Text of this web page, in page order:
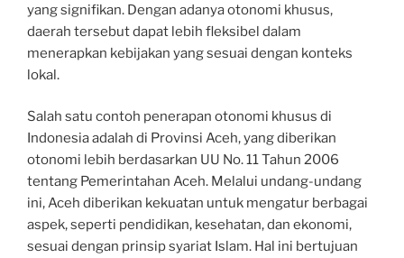
yang signifikan. Dengan adanya otonomi khusus,
daerah tersebut dapat lebih fleksibel dalam
menerapkan kebijakan yang sesuai dengan konteks
lokal.
Salah satu contoh penerapan otonomi khusus di
Indonesia adalah di Provinsi Aceh, yang diberikan
otonomi lebih berdasarkan UU No. 11 Tahun 2006
tentang Pemerintahan Aceh. Melalui undang-undang
ini, Aceh diberikan kekuatan untuk mengatur berbagai
aspek, seperti pendidikan, kesehatan, dan ekonomi,
sesuai dengan prinsip syariat Islam. Hal ini bertujuan